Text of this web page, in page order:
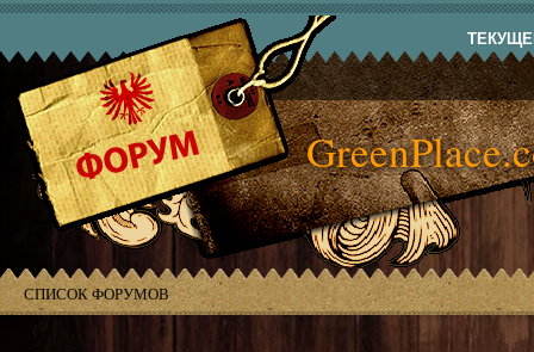
СПИСОК ФОРУМОВ